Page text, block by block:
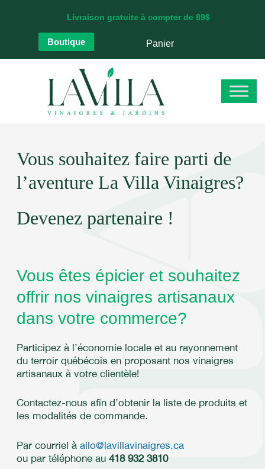
Livraison gratuite à compter de 89$
Boutique Panier
Vous souhaitez faire parti de
l’aventure La Villa Vinaigres?
Devenez partenaire !
Vous êtes épicier et souhaitez
offrir nos vinaigres artisanaux
dans votre commerce?
Participez à l’économie locale et au rayonnement
du terroir québécois en proposant nos vinaigres
artisanaux à votre clientèle!
Contactez-nous afin d’obtenir la liste de produits et
les modalités de commande.
Par courriel à allo@lavillavinaigres.ca
ou par téléphone au 418 932 3810